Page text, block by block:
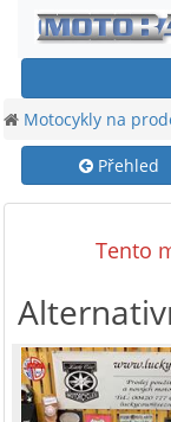
Motocykly na
Přehled
Tento